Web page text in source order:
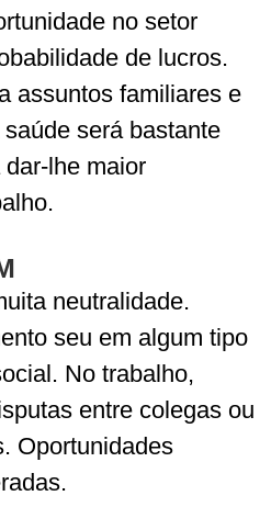
no setor
de lucros.
assuntos familiares e
será bastante
dar-lhe maior
neutralidade.
seu em algum tipo
No trabalho,
entre colegas ou
Oportunidades